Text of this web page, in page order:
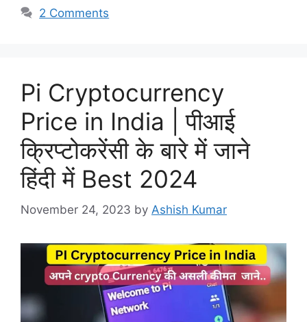
2 Comments
Pi Cryptocurrency
Price in India | पीआई
क्रिप्टोकरेंसी के बारे में जाने
हिंदी में Best 2024
November 24, 2023 by Ashish Kumar